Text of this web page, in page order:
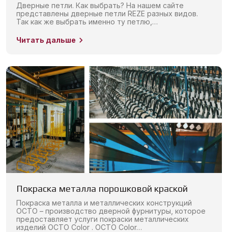
Дверные петли. Как выбрать? На нашем сайте
представлены дверные петли REZE разных видов.
Так как же выбрать именно ту петлю,…
Читать дальше
Покраска металла порошковой краской
Покраска металла и металлических конструкций
OCTO – производство дверной фурнитуры, которое
предоставляет услуги покраски металлических
изделий OCTO Color . OCTO Color…